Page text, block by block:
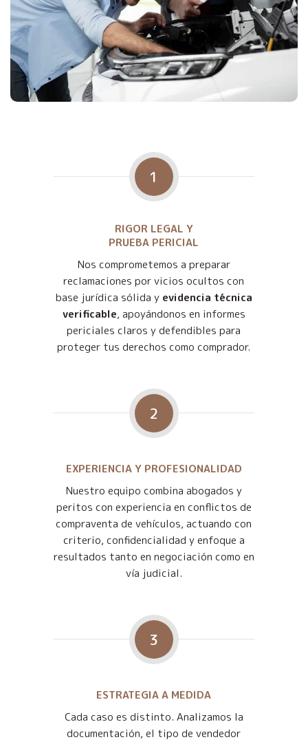
1
RIGOR LEGAL Y
PRUEBA PERICIAL
Nos comprometemos a preparar
reclamaciones por vicios ocultos con
base jurídica sólida y evidencia técnica
verificable, apoyándonos en informes
periciales claros y defendibles para
proteger tus derechos como comprador.
2
EXPERIENCIA Y PROFESIONALIDAD
Nuestro equipo combina abogados y
peritos con experiencia en conflictos de
compraventa de vehículos, actuando con
criterio, confidencialidad y enfoque a
resultados tanto en negociación como en
vía judicial.
3
ESTRATEGIA A MEDIDA
Cada caso es distinto. Analizamos la
documentación, el tipo de vendedor